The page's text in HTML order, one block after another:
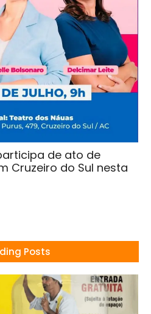
de ato de
Cruzeiro do Sul nesta
Posts